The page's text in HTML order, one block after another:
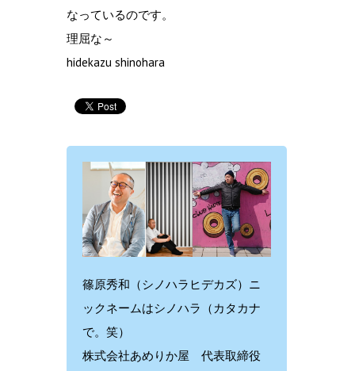
なっているのです。
理屈な～
hidekazu shinohara
篠原秀和（シノハラヒデカズ）ニ
ックネームはシノハラ（カタカナ
で。笑）
株式会社あめりか屋 代表取締役